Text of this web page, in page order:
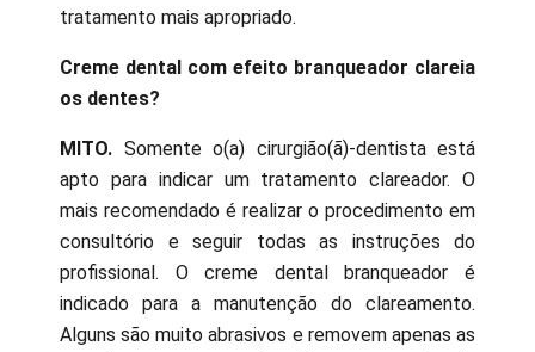
tratamento mais apropriado.
Creme dental com efeito branqueador clareia
os dentes?
MITO. Somente o(a) cirurgião(ã)-dentista está
apto para indicar um tratamento clareador. O
mais recomendado é realizar o procedimento em
consultório e seguir todas as instruções do
profissional. O creme dental branqueador é
indicado para a manutenção do clareamento.
Alguns são muito abrasivos e removem apenas as